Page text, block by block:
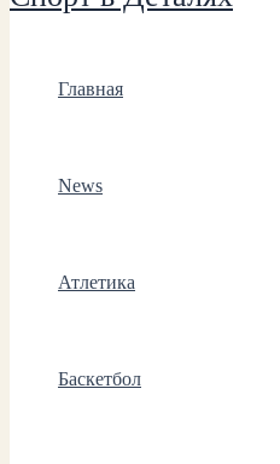
Главная
News
Атлетика
Баскетбол